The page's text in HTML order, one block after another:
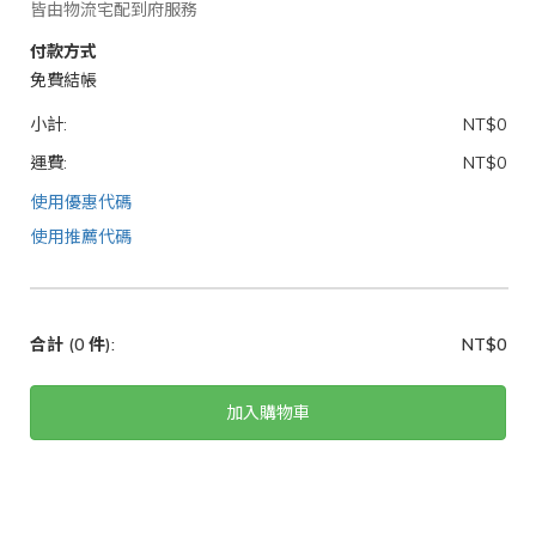
皆由物流宅配到府服務
付款方式
免費結帳
小計:
NT$0
運費:
NT$0
使用優惠代碼
使用推薦代碼
合計 (0 件): NT$0
加入購物車